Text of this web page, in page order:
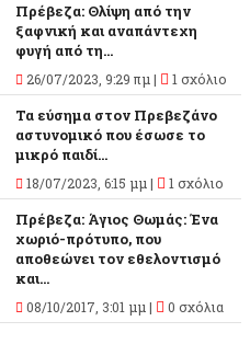
Πρέβεζα: Θλίψη από την
ξαφνική και αναπάντεχη
φυγή από τη...
26/07/2023, 9:29 πμ | 1 σχόλιο
Τα εύσημα στον Πρεβεζάνο
αστυνομικό που έσωσε το
μικρό παιδί...
18/07/2023, 6:15 μμ | 1 σχόλιο
Πρέβεζα: Άγιος Θωμάς: Ένα
χωριό-πρότυπο, που
αποθεώνει τον εθελοντισμό
και...
08/10/2017, 3:01 μμ | 0 σχόλια